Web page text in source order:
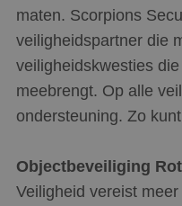
maten. Scorpions
veiligheidspartner die
veiligheidskwesties
meebrengt. Op alle
ondersteuning. Zo
Objectbeveiliging
Veiligheid vereist